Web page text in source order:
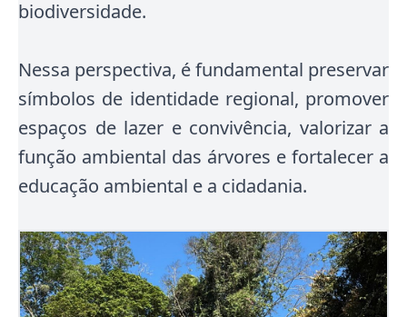
biodiversidade.
Nessa perspectiva, é fundamental preservar
símbolos de identidade regional, promover
espaços de lazer e convivência, valorizar a
função ambiental das árvores e fortalecer a
educação ambiental e a cidadania.